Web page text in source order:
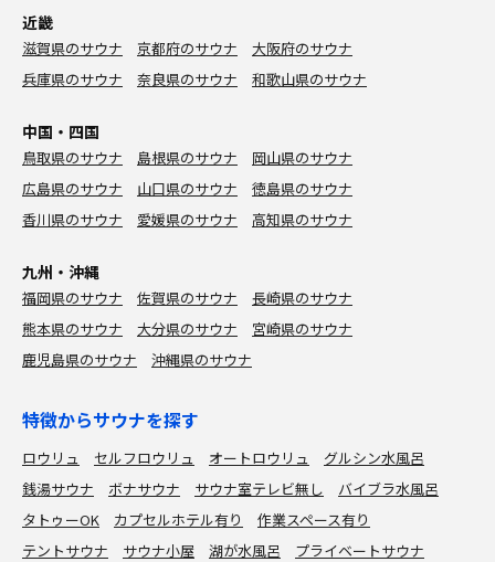
近畿
滋賀県のサウナ 京都府のサウナ
大阪府のサウナ
兵庫県のサウナ
奈良県のサウナ 和歌山県のサウナ
中国・四国
鳥取県のサウナ 島根県のサウナ
岡山県のサウナ
広島県のサウナ
山口県のサウナ
徳島県のサウナ
香川県のサウナ
愛媛県のサウナ 高知県のサウナ
九州・沖縄
福岡県のサウナ 佐賀県のサウナ
長崎県のサウナ
熊本県のサウナ
大分県のサウナ
宮崎県のサウナ
鹿児島県のサウナ
沖縄県のサウナ
特徴からサウナを探す
ロウリュ セルフロウリュ オートロウリュ
グルシン水風呂
銭湯サウナ
ボナサウナ サウナ室テレビ無し
バイブラ水風呂
タトゥーOK
カプセルホテル有り
作業スペース有り
テントサウナ
サウナ小屋 湖が水風呂 プライベートサウナ